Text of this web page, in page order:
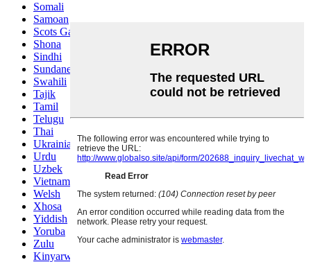
Somali
Samoan
Scots Gaelic
Shona
Sindhi
Sundanese
Swahili
Tajik
Tamil
Telugu
Thai
Ukrainian
Urdu
Uzbek
Vietnamese
Welsh
Xhosa
Yiddish
Yoruba
Zulu
Kinyarwanda